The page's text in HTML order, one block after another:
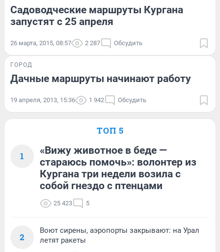
Садоводческие маршруты Кургана
запустят с 25 апреля
26 марта, 2015, 08:57 2 287 Обсудить
ГОРОД
Дачные маршруты начинают работу
19 апреля, 2013, 15:36 1 942 Обсудить
ТОП 5
1
«Вижу животное в беде —
стараюсь помочь»: волонтер из
Кургана три недели возила с
собой гнездо с птенцами
25 423 5
2
Воют сирены, аэропорты закрывают: на Урал
летят ракеты